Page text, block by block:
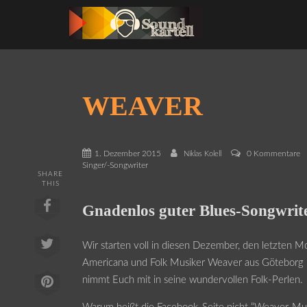
WEAVER
1. Dezember 2015 Niklas Kolell
0 Kommentare
Singer/-Songwriter
SHARE
THIS
Gnadenlos guter Blues-
Wir starten voll in diesen Dezember, den letzten
Americana und Folk Musiker Weaver aus
nimmt Euch mit in seine wundervollen Folk-Perlen.